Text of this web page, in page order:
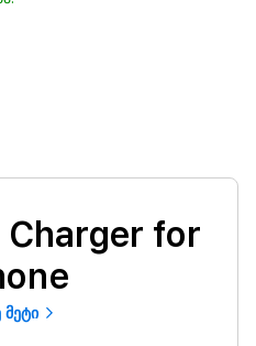
for
მეტი